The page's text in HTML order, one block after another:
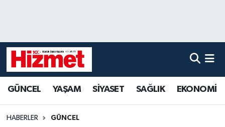
GÜNCEL YAŞAM SİYASET SAĞLIK EKONOMİ
HABERLER GÜNCEL
YAŞAM
SİYASET
SAĞLIK
Denizli Hava Durumu
Denizli Trafik Yoğunluk Haritası
Süper Lig Puan Durumu ve Fikstür